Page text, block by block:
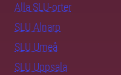
Alla SLU-orter
SLU Alnarp
SLU Umeå
SLU Uppsala